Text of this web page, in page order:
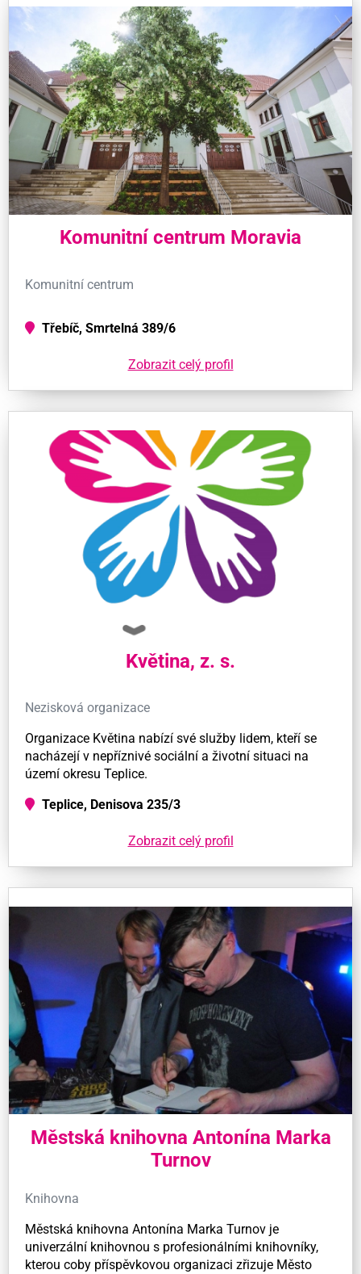
Komunitní centrum Moravia
Komunitní centrum
Třebíč, Smrtelná 389/6
Zobrazit celý profil
Květina, z. s.
Nezisková organizace
Organizace Květina nabízí své služby lidem, kteří se
nacházejí v nepříznivé sociální a životní situaci na
území okresu Teplice.
Teplice, Denisova 235/3
Zobrazit celý profil
Městská knihovna Antonína Marka
Turnov
Knihovna
Městská knihovna Antonína Marka Turnov je
univerzální knihovnou s profesionálními knihovníky,
kterou coby příspěvkovou organizaci zřizuje Město